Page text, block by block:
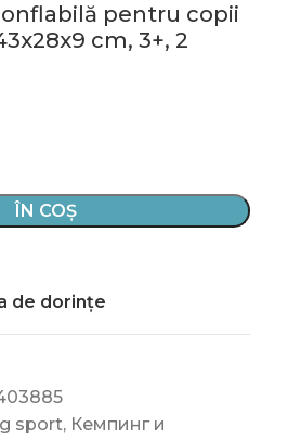
pentru copii
cm, 3+, 2
ÎN COȘ
de dorințe
sport, Кемпинг и